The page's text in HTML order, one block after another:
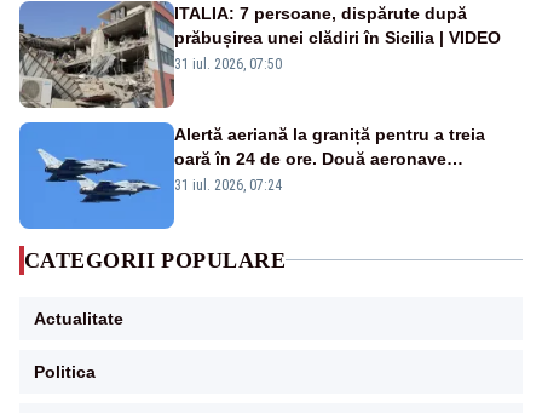
ITALIA: 7 persoane, dispărute după
prăbușirea unei clădiri în Sicilia | VIDEO
31 iul. 2026, 07:50
Alertă aeriană la graniță pentru a treia
oară în 24 de ore. Două aeronave
Eurofighter britanice au fost ridicate de la
31 iul. 2026, 07:24
CATEGORII POPULARE
Actualitate
Politica